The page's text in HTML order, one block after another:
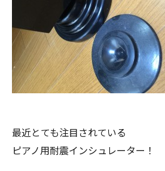
最近とても注目されている
ピアノ用耐震インシュレーター！